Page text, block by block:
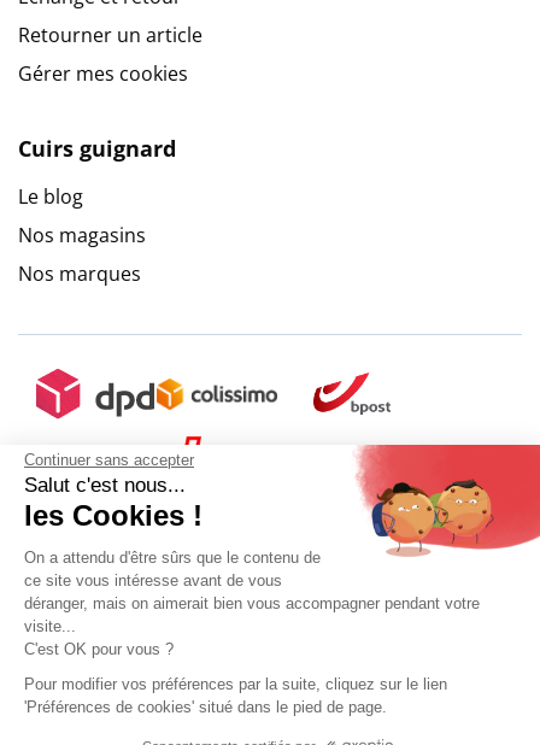
Continuer sans accepter
Salut c'est nous...
les Cookies !
On a attendu d'être sûrs que le contenu de
ce site vous intéresse avant de vous
déranger, mais on aimerait bien vous accompagner pendant votre
visite...
C'est OK pour vous ?
Pour modifier vos préférences par la suite, cliquez sur le lien
'Préférences de cookies' situé dans le pied de page.
Retourner un article
Gérer mes cookies
Cuirs guignard
Le blog
Nos magasins
Nos marques